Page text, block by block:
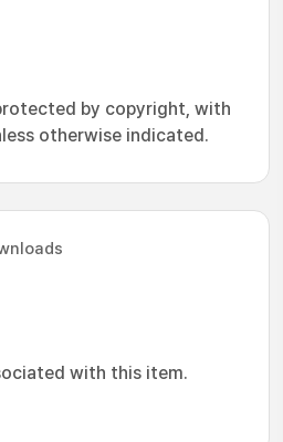
by copyright, with
otherwise indicated.
with this item.